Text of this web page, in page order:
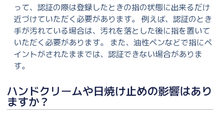
って、認証の際は登録したときの指の状態に出来るだけ
近づけていただく必要があります。 例えば、認証のとき
手が汚れている場合は、汚れを落とした後に指を置いて
いただく必要があります。 また、油性ペンなどで指にペ
イントがされたままでは、認証できない場合がありま
す。
ハンドクリームや日焼け止めの影響はあり
ますか？